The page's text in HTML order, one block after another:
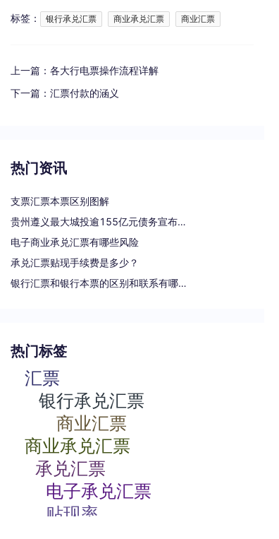
标签： 银行承兑汇票 商业承兑汇票 商业汇票
上一篇： 各大行电票操作流程详解
下一篇： 汇票付款的涵义
热门资讯
支票汇票本票区别图解
贵州遵义最大城投逾155亿元债务宣布重组
电子商业承兑汇票有哪些风险
承兑汇票贴现手续费是多少？
银行汇票和银行本票的区别和联系有哪些（一文读懂支票、本票和汇票的区别）
热门标签
汇票
银行承兑汇票
商业汇票
商业承兑汇票
承兑汇票
电子承兑汇票
贴现率